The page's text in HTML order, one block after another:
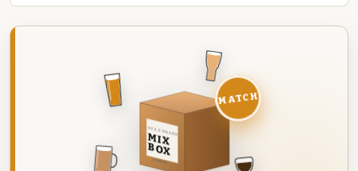
DEZE MAAND
MIX
BOX
8 BIEREN
MATCH